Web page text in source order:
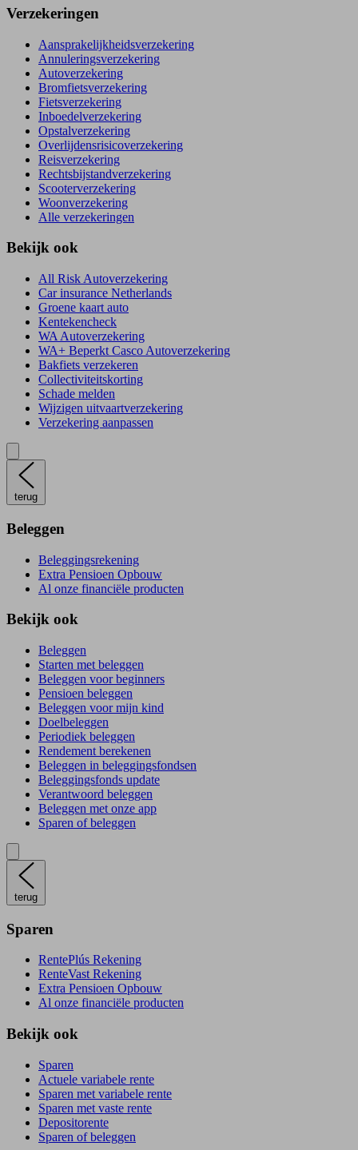
Verzekeringen
Aansprakelijkheidsverzekering
Annuleringsverzekering
Autoverzekering
Bromfietsverzekering
Fietsverzekering
Inboedelverzekering
Opstalverzekering
Overlijdensrisicoverzekering
Reisverzekering
Rechtsbijstandverzekering
Scooterverzekering
Woonverzekering
Alle verzekeringen
Bekijk ook
All Risk Autoverzekering
Car insurance Netherlands
Groene kaart auto
Kentekencheck
WA Autoverzekering
WA+ Beperkt Casco Autoverzekering
Bakfiets verzekeren
Collectiviteitskorting
Schade melden
Wijzigen uitvaartverzekering
Verzekering aanpassen
terug
Beleggen
Beleggingsrekening
Extra Pensioen Opbouw
Al onze financiële producten
Bekijk ook
Beleggen
Starten met beleggen
Beleggen voor beginners
Pensioen beleggen
Beleggen voor mijn kind
Doelbeleggen
Periodiek beleggen
Rendement berekenen
Beleggen in beleggingsfondsen
Beleggingsfonds update
Verantwoord beleggen
Beleggen met onze app
Sparen of beleggen
terug
Sparen
RentePlús Rekening
RenteVast Rekening
Extra Pensioen Opbouw
Al onze financiële producten
Bekijk ook
Sparen
Actuele variabele rente
Sparen met variabele rente
Sparen met vaste rente
Depositorente
Sparen of beleggen